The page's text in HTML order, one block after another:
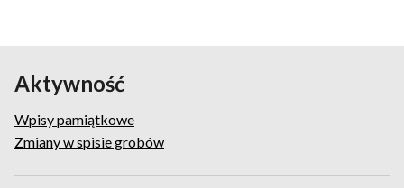
Aktywność
Wpisy pamiątkowe
Zmiany w spisie grobów